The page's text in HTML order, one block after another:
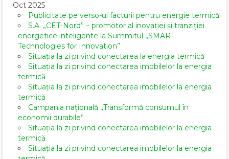
Oct 2025
Publicitate pe verso-ul facturii pentru energie termică
S.A. „CET-Nord” – promotor al inovației și tranziției
energetice inteligente la Summitul „SMART
Technologies for Innovation”
Situația la zi privind conectarea la energia termică
Situația la zi privind conectarea imobilelor la energia
termică
Situația la zi privind conectarea imobilelor la energia
termică
Campania națională „Transformă consumul în
economii durabile”
Situația la zi privind conectarea imobilelor la energia
termică
Situația la zi privind conectarea imobilelor la energia